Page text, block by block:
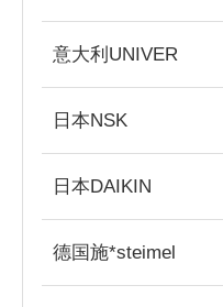
意大利UNIVER
日本NSK
日本DAIKIN
德国施*steimel